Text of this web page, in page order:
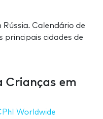
Rússia. Calendário de
principais cidades de
Crianças em
Worldwide